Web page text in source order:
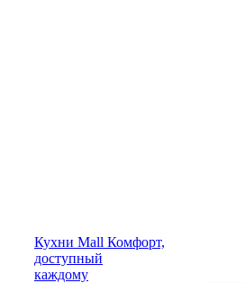
Кухни Mall Комфорт,
доступный
каждому